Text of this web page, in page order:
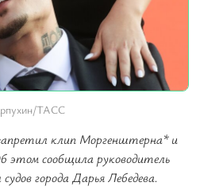
ТАСС
клип Моргенштерна* и
этом сообщила руководитель
города Дарья Лебедева.